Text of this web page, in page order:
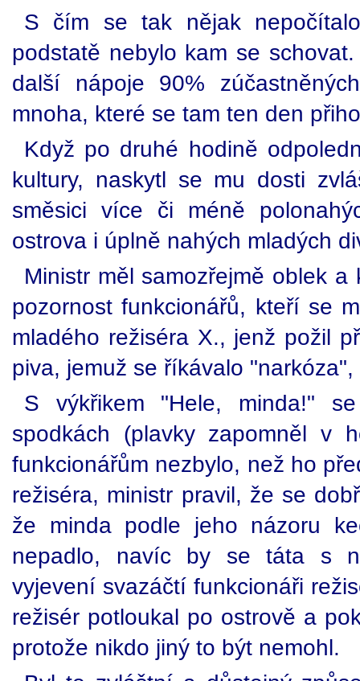
S čím se tak nějak
podstatě nebylo kam se
další nápoje 90%
mnoha, které se tam ten den
Když po druhé hodině
kultury, naskytl se mu dosti
směsici více či méně
ostrova i úplně nahých mladých
Ministr měl samozřejmě oblek
pozornost funkcionářů, kteří se
mladého režiséra X., jenž požil
piva, jemuž se říkávalo
S výkřikem "Hele, minda!"
spodkách (plavky zapomněl v
funkcionářům nezbylo, než ho
režiséra, ministr pravil, že se
že minda podle jeho názoru
nepadlo, navíc by se táta s
vyjevení svazáčtí funkcionáři
režisér potloukal po ostrově a
protože nikdo jiný to být nemohl.